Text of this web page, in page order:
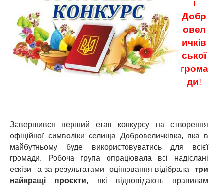
і
Добр
овел
ичків
ської
грома
ди!
Завершився перший етап конкурсу на створення
офіційної символіки селища Добровеличківка, яка в
майбутньому буде використовуватись для всієї
громади. Робоча група опрацювала всі надіслані
ескізи та за результатами оцінювання відібрала
три
найкращі проєкти, які відповідають правилам